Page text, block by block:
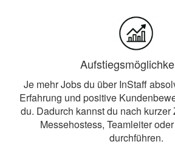
Je mehr Jobs du über InStaff
Erfahrung und positive
du. Dadurch kannst du nach
Messehostess, Teamleiter
durchführen.